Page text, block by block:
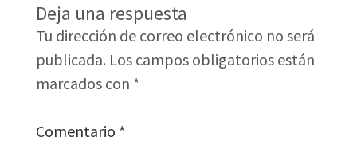
Deja una respuesta
Tu dirección de correo electrónico no será
publicada. Los campos obligatorios están
marcados con *
Comentario *